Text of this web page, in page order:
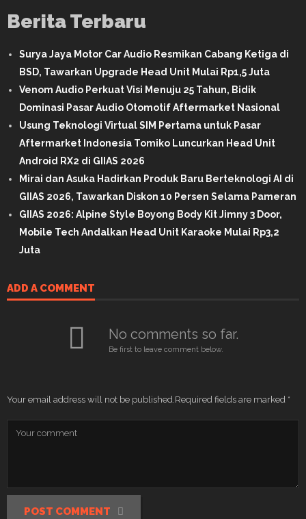
Berita Terbaru
Surya Jaya Motor Car Audio Resmikan Cabang Ketiga di
BSD, Tawarkan Upgrade Head Unit Mulai Rp1,5 Juta
Venom Audio Perkuat Visi Menuju 25 Tahun, Bidik
Dominasi Pasar Audio Otomotif Aftermarket Nasional
Usung Teknologi Virtual SIM Pertama untuk Pasar
Aftermarket Indonesia Tomiko Luncurkan Head Unit
Android RX2 di GIIAS 2026
Mirai dan Asuka Hadirkan Produk Baru Berteknologi AI di
GIIAS 2026, Tawarkan Diskon 10 Persen Selama Pameran
GIIAS 2026: Alpine Style Boyong Body Kit Jimny 3 Door,
Mobile Tech Andalkan Head Unit Karaoke Mulai Rp3,2
Juta
ADD A COMMENT
No comments so far.
Be first to leave comment below.
Your email address will not be published. Required fields are marked *
POST COMMENT